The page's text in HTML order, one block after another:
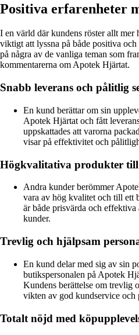
Positiva erfarenheter
I en värld där kundens röster allt mer
viktigt att lyssna på både positiva
på några av de vanliga teman som
kommentarerna om Apotek Hjärtat.
Snabb leverans och pålitlig
En kund berättar om sin
Apotek Hjärtat och fått
uppskattades att varorna
visar på effektivitet och
Högkvalitativa produkter
Andra kunder berömmer
vara av hög kvalitet och till ett
är både prisvärda och
kunder.
Trevlig och hjälpsam
En kund delar med sig av sin
butikspersonalen på Apotek
Kundens berättelse om trevlig
vikten av god kundservice och
Totalt nöjd med